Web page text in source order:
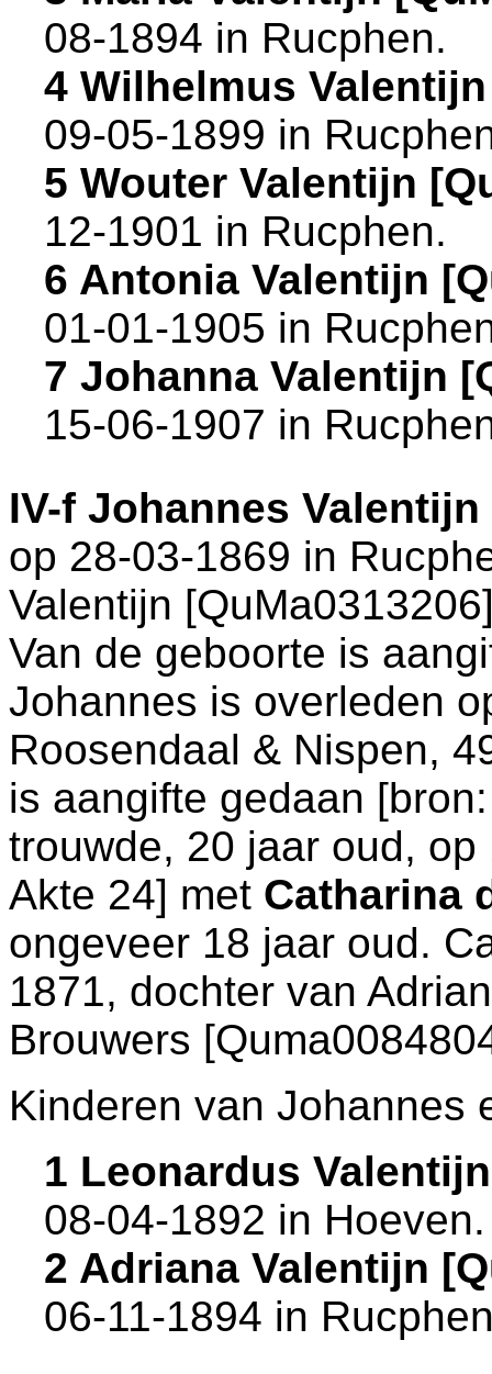
08-1894 in Rucphen.
4 Wilhelmus
09-05-1899 in
5 Wouter Valentijn
12-1901 in Rucphen.
6 Antonia Valentijn
01-01-1905 in
7 Johanna Valentijn
15-06-1907 in
IV-f Johannes Valentijn
op 28-03-1869 in
Valentijn
Van de geboorte is
Johannes is overleden
Roosendaal & Nispen,
is aangifte gedaan [
trouwde, 20 jaar oud,
Akte 24] met Catharina
ongeveer 18 jaar oud.
1871, dochter van
Brouwers
Kinderen van Johannes
1 Leonardus
08-04-1892 in Hoeven
2 Adriana Valentijn
06-11-1894 in